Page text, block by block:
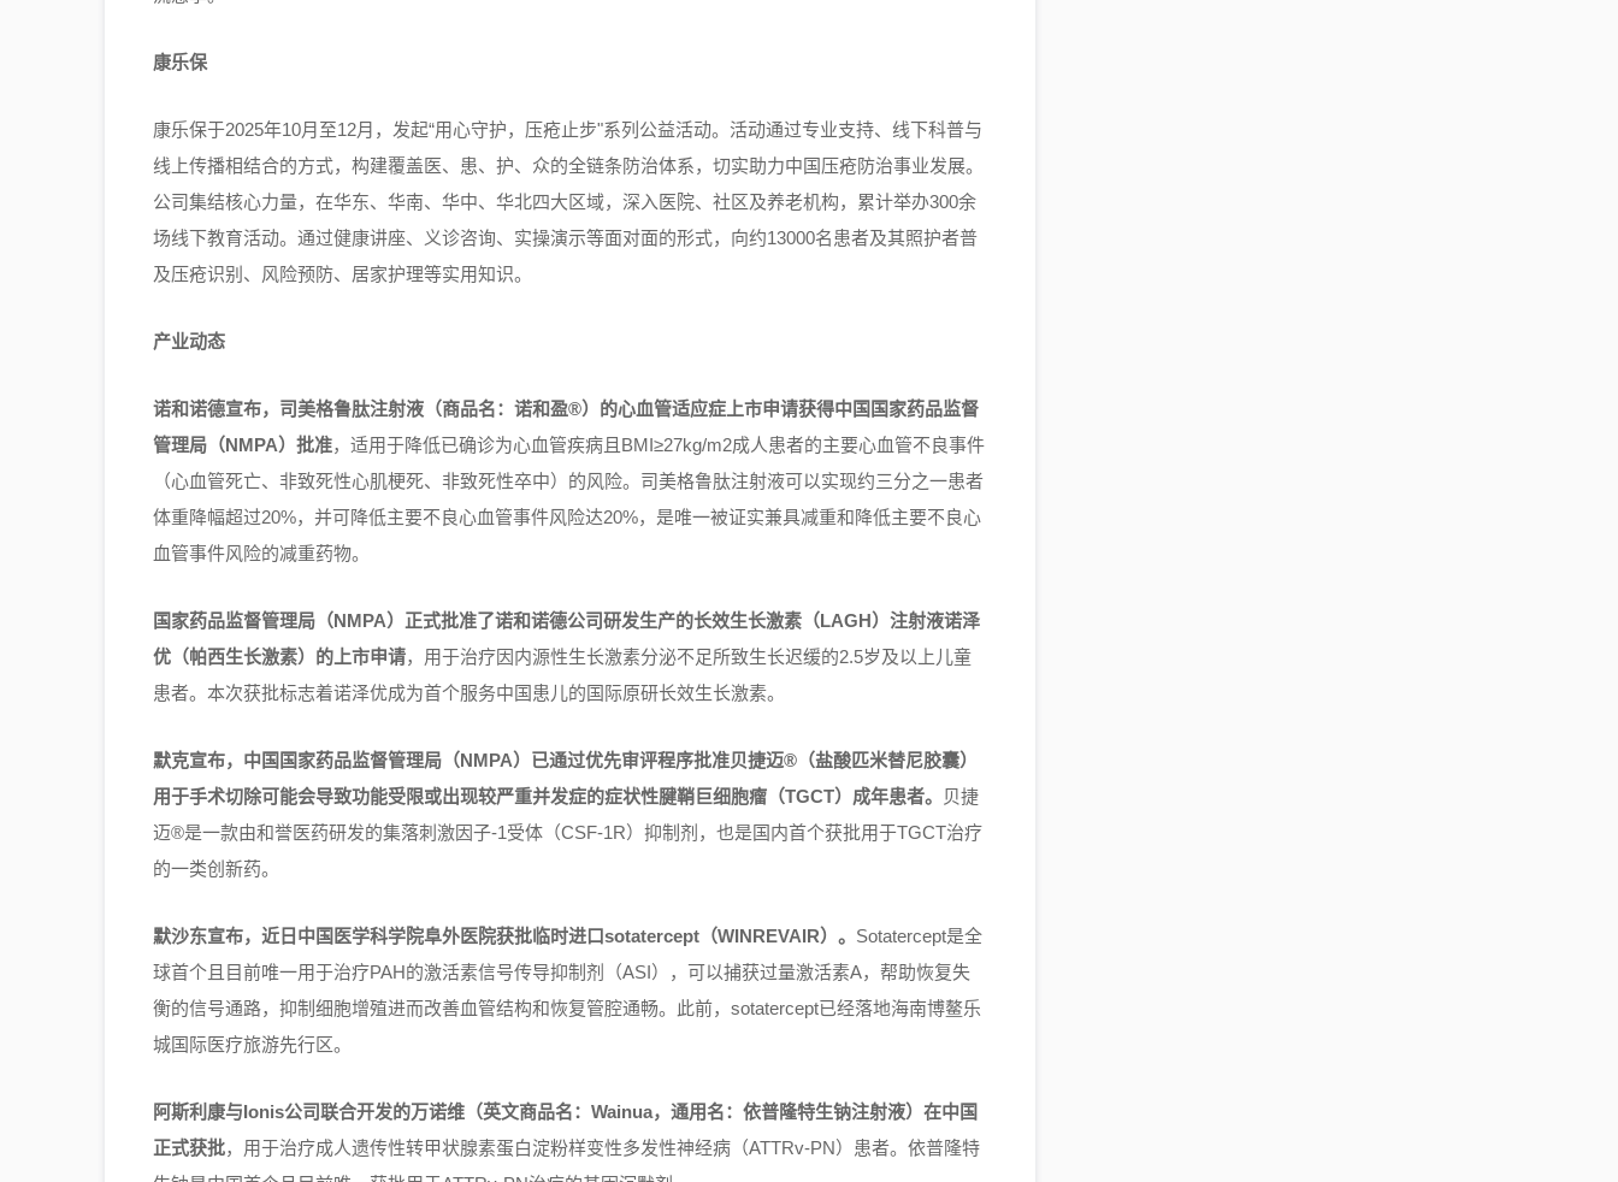
康乐保
康乐保于2025年10月至12月，发起“用心守护，压疮止步"系列公益活动。活动通过专业支持、线下科普与
线上传播相结合的方式，构建覆盖医、患、护、众的全链条防治体系，切实助力中国压疮防治事业发展。
公司集结核心力量，在华东、华南、华中、华北四大区域，深入医院、社区及养老机构，累计举办300余
场线下教育活动。通过健康讲座、义诊咨询、实操演示等面对面的形式，向约13000名患者及其照护者普
及压疮识别、风险预防、居家护理等实用知识。
产业动态
诺和诺德宣布，司美格鲁肽注射液（商品名：诺和盈®）的心血管适应症上市申请获得中国国家药品监督
管理局（NMPA）批准，适用于降低已确诊为心血管疾病且BMI≥27kg/m2成人患者的主要心血管不良事件
（心血管死亡、非致死性心肌梗死、非致死性卒中）的风险。司美格鲁肽注射液可以实现约三分之一患者
体重降幅超过20%，并可降低主要不良心血管事件风险达20%，是唯一被证实兼具减重和降低主要不良心
血管事件风险的减重药物。
国家药品监督管理局（NMPA）正式批准了诺和诺德公司研发生产的长效生长激素（LAGH）注射液诺泽
优（帕西生长激素）的上市申请，用于治疗因内源性生长激素分泌不足所致生长迟缓的2.5岁及以上儿童
患者。本次获批标志着诺泽优成为首个服务中国患儿的国际原研长效生长激素。
默克宣布，中国国家药品监督管理局（NMPA）已通过优先审评程序批准贝捷迈®（盐酸匹米替尼胶囊）
用于手术切除可能会导致功能受限或出现较严重并发症的症状性腱鞘巨细胞瘤（TGCT）成年患者。
贝捷
迈®是一款由和誉医药研发的集落刺激因子-1受体（CSF-1R）抑制剂，也是国内首个获批用于TGCT治疗
的一类创新药。
默沙东宣布，近日中国医学科学院阜外医院获批临时进口sotatercept（WINREVAIR）。 Sotatercept是全
球首个且目前唯一用于治疗PAH的激活素信号传导抑制剂（ASI），可以捕获过量激活素A，帮助恢复失
衡的信号通路，抑制细胞增殖进而改善血管结构和恢复管腔通畅。此前，sotatercept已经落地海南博鳌乐
城国际医疗旅游先行区。
阿斯利康与Ionis公司联合开发的万诺维（英文商品名：Wainua，通用名：依普隆特生钠注射液）在中国
正式获批，用于治疗成人遗传性转甲状腺素蛋白淀粉样变性多发性神经病（ATTRv-PN）患者。依普隆特